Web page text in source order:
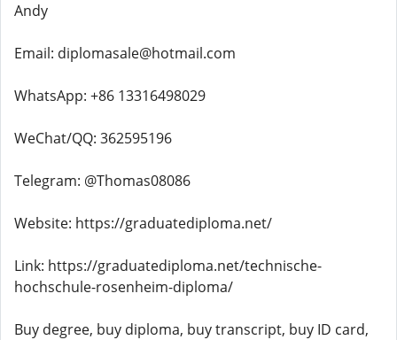
Andy
Email: diplomasale@hotmail.com
WhatsApp: +86 13316498029
WeChat/QQ: 362595196
Telegram: @Thomas08086
Website: https://graduatediploma.net/
Link: https://graduatediploma.net/technische-
hochschule-rosenheim-diploma/
Buy degree, buy diploma, buy transcript, buy ID card,